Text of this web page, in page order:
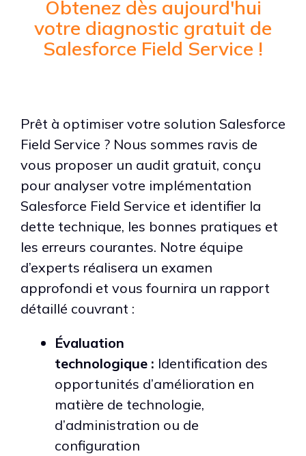
Obtenez dès aujourd'hui
votre diagnostic gratuit de
Salesforce Field Service !
Prêt à optimiser votre solution Salesforce
Field Service ? Nous sommes ravis de
vous proposer un audit gratuit, conçu
pour analyser votre implémentation
Salesforce Field Service et identifier la
dette technique, les bonnes pratiques et
les erreurs courantes. Notre équipe
d’experts réalisera un examen
approfondi et vous fournira un rapport
détaillé couvrant :
Évaluation
technologique : Identification des
opportunités d’amélioration en
matière de technologie,
d’administration ou de
configuration